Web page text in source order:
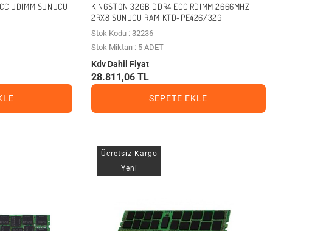
UDIMM SUNUCU
KINGSTON 32GB DDR4 ECC RDIMM 2666MHZ
2RX8 SUNUCU RAM KTD-PE426/32G
Stok Kodu : 32236
Stok Miktarı : 5 ADET
Kdv Dahil Fiyat
28.811,06 TL
SEPETE EKLE
Ücretsiz Kargo
Yeni